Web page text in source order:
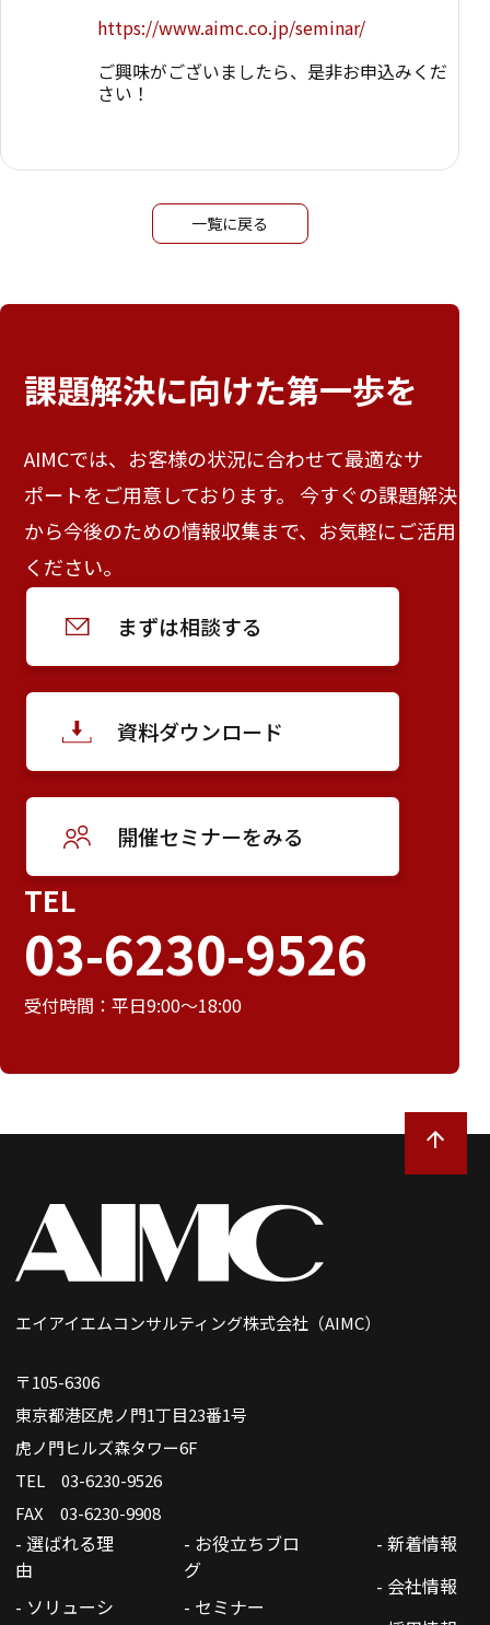
https://www.aimc.co.jp/seminar/
ご興味がございましたら、是非お申込みくだ
さい！
一覧に戻る
課題解決に向けた第一歩を
AIMCでは、お客様の状況に合わせて最適なサ
ポートをご用意しております。 今すぐの課題解決
から今後のための情報収集まで、お気軽にご活用
ください。
まずは相談する
資料ダウンロード
開催セミナーをみる
TEL
03-6230-9526
受付時間：平日9:00～18:00
エイアイエムコンサルティング株式会社（AIMC）
〒105-6306
東京都港区虎ノ門1丁目23番1号
虎ノ門ヒルズ森タワー6F
TEL 03-6230-9526
FAX 03-6230-9908
- 選ばれる理
由
- ソリューシ
- お役立ちブロ
グ
- セミナー
- 新着情報
- 会社情報